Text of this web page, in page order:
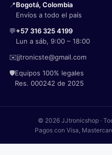
📍Bogotá, Colombia
Envíos a todo el país
💬+57 316 325 4199
Lun a sáb, 9:00 – 18:00
✉️jjtronicste@gmail.com
🛡️Equipos 100% legales
Res. 000242 de 2025
© 2026 JJtronicshop ·
Pagos con Visa,